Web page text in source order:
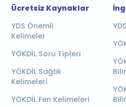
Ücretsiz Kaynaklar
YDS Önemli
Kelimeler
YÖKDİL Soru Tipleri
YÖKDİL Sağlık
Kelimeleri
YÖKDİL Fen Kelimeleri
YDS